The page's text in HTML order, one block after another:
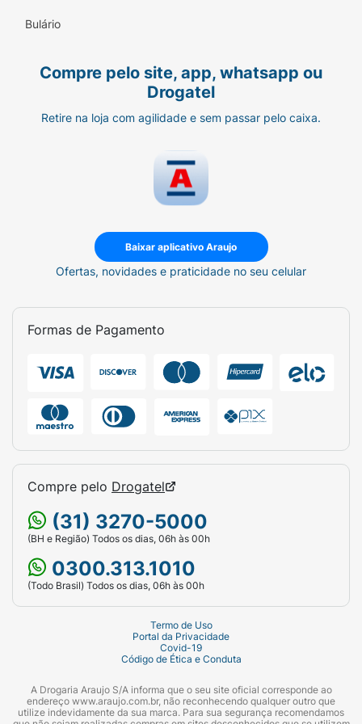
Bulário
Compre pelo site, app, whatsapp ou
Drogatel
Retire na loja com agilidade e sem passar pelo caixa.
Baixar aplicativo Araujo
Ofertas, novidades e praticidade no seu celular
Formas de Pagamento
Compre pelo Drogatel
(31) 3270-5000
(BH e Região) Todos os dias, 06h às 00h
0300.313.1010
(Todo Brasil) Todos os dias, 06h às 00h
Termo de Uso
Portal da Privacidade
Covid-19
Código de Ética e Conduta
A Drogaria Araujo S/A informa que o seu site oficial corresponde ao
endereço www.araujo.com.br, não reconhecendo qualquer outro que
utilize indevidamente da sua marca. Para sua segurança recomendamos